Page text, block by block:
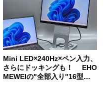
Mini LED×240Hz×ペン入力、
さらにドッキングも！ EHO
MEWEIの"全部入り"16型モ